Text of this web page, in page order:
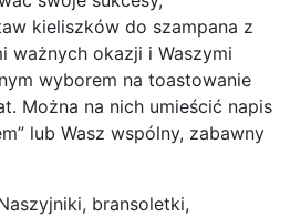
kieliszków do szampana z
ważnych okazji i Waszymi
wyborem na toastowanie
Można na nich umieścić napis
lub Wasz wspólny, zabawny
bransoletki,